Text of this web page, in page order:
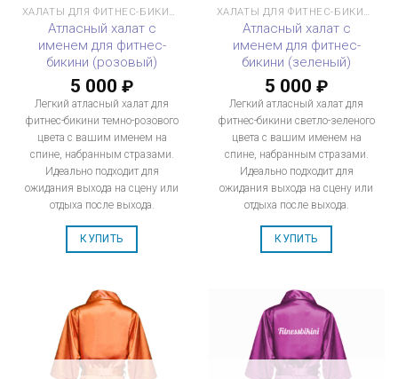
ХАЛАТЫ ДЛЯ ФИТНЕС-БИКИНИ
Атласный халат с
именем для фитнес-
бикини (розовый)
5 000 ₽
Легкий атласный халат для
фитнес-бикини темно-розового
цвета с вашим именем на
спине, набранным стразами.
Идеально подходит для
ожидания выхода на сцену или
отдыха после выхода.
КУПИТЬ
ХАЛАТЫ ДЛЯ ФИТНЕС-БИКИНИ
Атласный халат с
именем для фитнес-
бикини (зеленый)
5 000 ₽
Легкий атласный халат для
фитнес-бикини светло-зеленого
цвета с вашим именем на
спине, набранным стразами.
Идеально подходит для
ожидания выхода на сцену или
отдыха после выхода.
КУПИТЬ